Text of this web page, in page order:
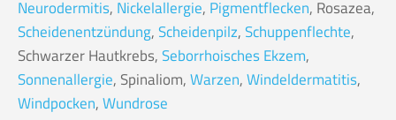
Neurodermitis, Nickelallergie, Pigmentflecken, Rosazea,
Scheidenentzündung,Scheidenpilz,Schuppenflechte,
Schwarzer Hautkrebs,Seborrhoisches Ekzem,
Sonnenallergie, Spinaliom,Warzen,Windeldermatitis,
Windpocken,Wundrose